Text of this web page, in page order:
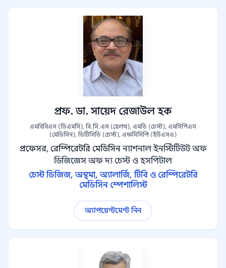
প্রফ. ডা. সায়েদ রেজাউল হক
এমবিবিএস (ডিএমসি), বি.সি.এস (হেলথ), এমডি (চেস্ট), এমসিপিএস
(মেডিসিন), ডিটিসিডি (চেস্ট), এফসিসিপি (ইউএসএ)
প্রফেসর, রেস্পিরেটরি মেডিসিন ন্যাশনাল ইনস্টিটিউট অফ
ডিজিজেস অফ দ্য চেস্ট ও হসপিটাল
চেস্ট ডিজিজ, অস্থমা, অ্যালার্জি, টিবি ও রেস্পিরেটরি
মেডিসিন স্পেশালিস্ট
অ্যাপয়েন্টমেন্ট নিন